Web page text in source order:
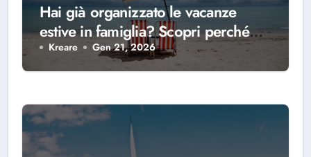
Hai già organizzato le vacanze
estive in famiglia? Scopri perché
scegliere Alba Adriatica
Kreare Gen 21, 2026